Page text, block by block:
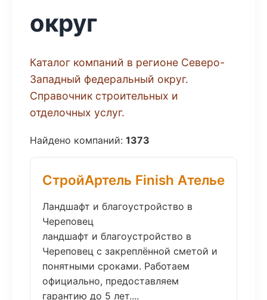
округ
Каталог компаний в регионе Северо-
Западный федеральный округ.
Справочник строительных и
отделочных услуг.
Найдено компаний: 1373
СтройАртель Finish Ателье
Ландшафт и благоустройство в
Череповец
ландшафт и благоустройство в
Череповец с закреплённой сметой и
понятными сроками. Работаем
официально, предоставляем
гарантию до 5 лет....